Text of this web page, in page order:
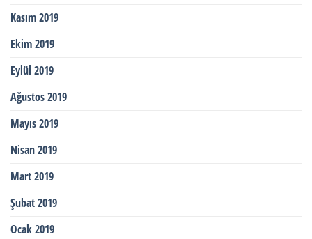
Kasım 2019
Ekim 2019
Eylül 2019
Ağustos 2019
Mayıs 2019
Nisan 2019
Mart 2019
Şubat 2019
Ocak 2019